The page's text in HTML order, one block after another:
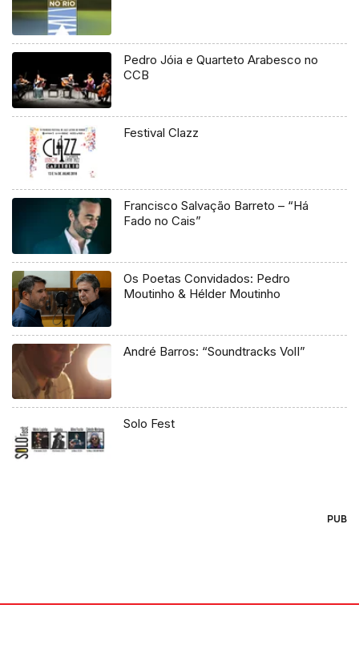
Pedro Jóia e Quarteto Arabesco no
CCB
Festival Clazz
Francisco Salvação Barreto – “Há
Fado no Cais”
Os Poetas Convidados: Pedro
Moutinho & Hélder Moutinho
André Barros: “Soundtracks VolI”
Solo Fest
PUB